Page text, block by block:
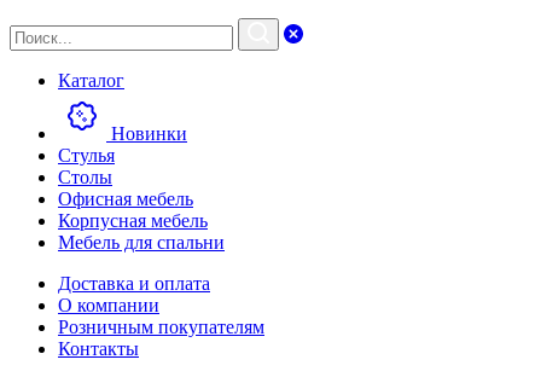
Каталог
Новинки
Стулья
Столы
Офисная мебель
Корпусная мебель
Мебель для спальни
Доставка и оплата
О компании
Розничным покупателям
Контакты